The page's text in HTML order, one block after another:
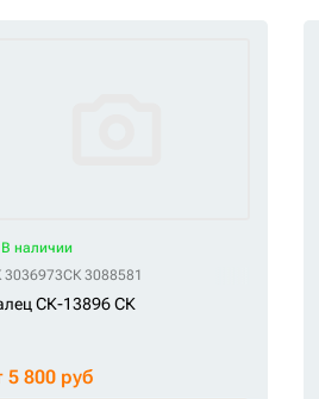
В наличии
3036973СК 3088581
СК-13896 СК
5 800 руб